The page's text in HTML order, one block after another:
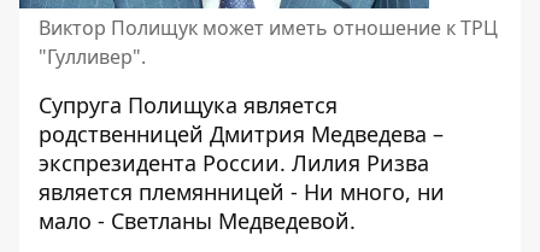
Виктор Полищук может иметь отношение к ТРЦ
"Гулливер".
Супруга Полищука является
родственницей Дмитрия Медведева –
экспрезидента России. Лилия Ризва
является племянницей - Ни много, ни
мало - Светланы Медведевой.